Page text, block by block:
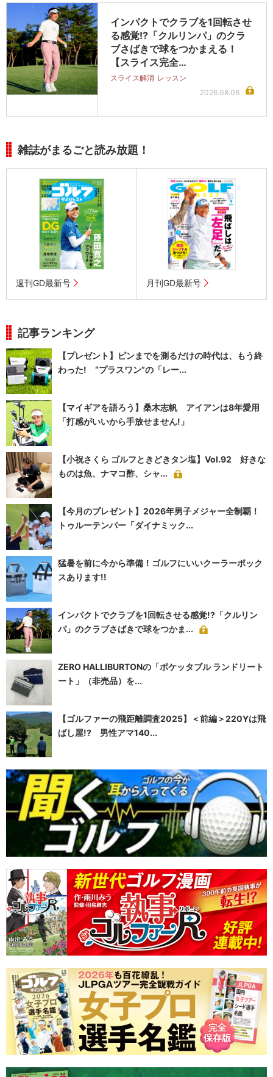
インパクトでクラブを1回転させ
る感覚!?「クルリンパ」のクラ
ブさばきで球をつかまえる！
【スライス完全…
スライス解消 レッスン
2026.08.06
雑誌がまるごと読み放題！
週刊GD最新号 月刊GD最新号
記事ランキング
【プレゼント】ピンまでを測るだけの時代は、もう終
わった! “プラスワン”の「レー...
【マイギアを語ろう】桑木志帆 アイアンは8年愛用
「打感がいいから手放せません!」
【小祝さくら ゴルフときどきタン塩】Vol.92 好きな
ものは魚、ナマコ酢、シャ...
【今月のプレゼント】2026年男子メジャー全制覇！
トゥルーテンパー「ダイナミック...
猛暑を前に今から準備！ゴルフにいいクーラーボック
スあります!!
インパクトでクラブを1回転させる感覚!?「クルリン
パ」のクラブさばきで球をつかま...
ZERO HALLIBURTONの「ポケッタブル ランドリート
ート」（非売品）を...
【ゴルファーの飛距離調査2025】＜前編＞220Yは飛
ばし屋!? 男性アマ140...